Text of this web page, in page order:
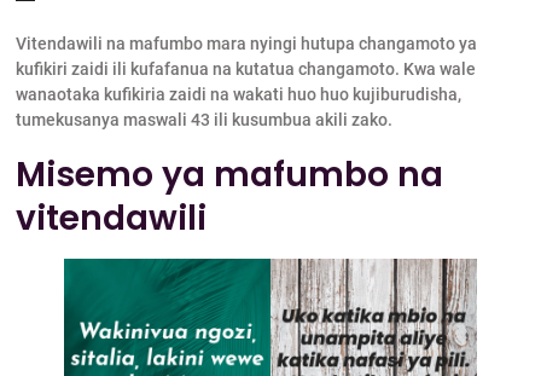
Vitendawili na mafumbo mara nyingi hutupa changamoto ya
kufikiri zaidi ili kufafanua na kutatua changamoto. Kwa wale
wanaotaka kufikiria zaidi na wakati huo huo kujiburudisha,
tumekusanya maswali 43 ili kusumbua akili zako.
Misemo ya mafumbo na
vitendawili